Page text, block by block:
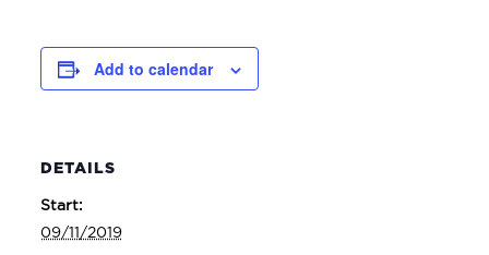
Add to calendar
DETAILS
Start:
09/11/2019